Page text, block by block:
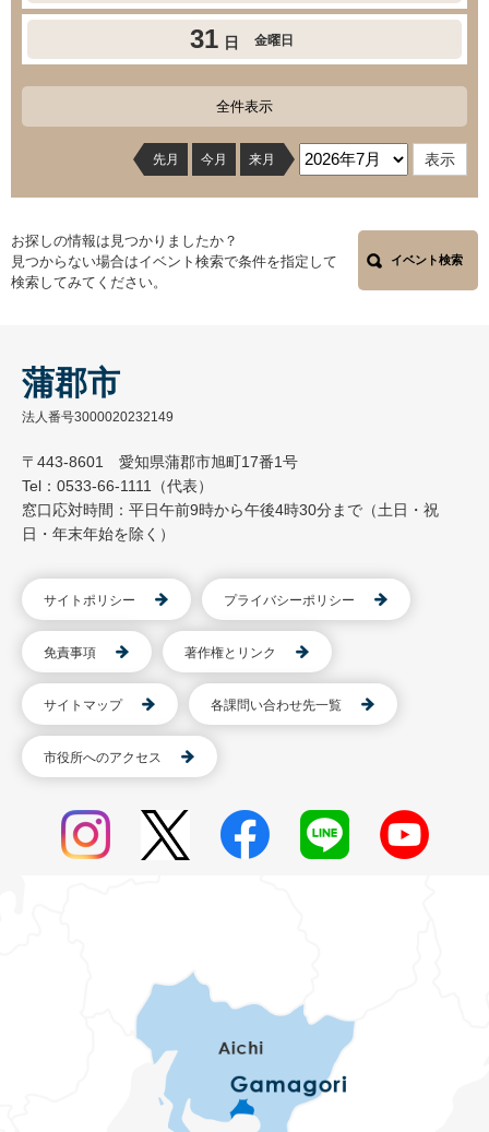
31 日 金曜日
全件表示
先月 今月 来月
お探しの情報は見つかりましたか？
見つからない場合はイベント検索で条件を指定して
検索してみてください。
イベント検索
蒲郡市
法人番号3000020232149
〒443-8601 愛知県蒲郡市旭町17番1号
Tel：0533-66-1111（代表）
窓口応対時間：平日午前9時から午後4時30分まで（土日・祝
日・年末年始を除く）
サイトポリシー プライバシーポリシー
免責事項 著作権とリンク
サイトマップ 各課問い合わせ先一覧
市役所へのアクセス